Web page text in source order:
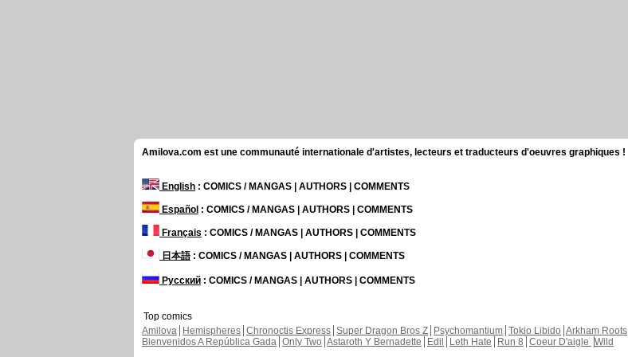
Amilova.com est une communauté internationale d'artistes, lecteurs et traducteurs d'oeuvres graphiques !
English : COMICS / MANGAS | AUTHORS | COMMENTS
Español : COMICS / MANGAS | AUTHORS | COMMENTS
Français : COMICS / MANGAS | AUTHORS | COMMENTS
日本語: COMICS / MANGAS | AUTHORS | COMMENTS
Русский : COMICS / MANGAS | AUTHORS | COMMENTS
Top comics
Amilova
Hemispheres Chronoctis Express Super Dragon Bros Z Psychomantium Tokio Libido Arkham Roots
Bienvenidos A República Gada Only Two Astaroth Y Bernadette Edil Leth Hate Run 8 Coeur D'aigle Wild